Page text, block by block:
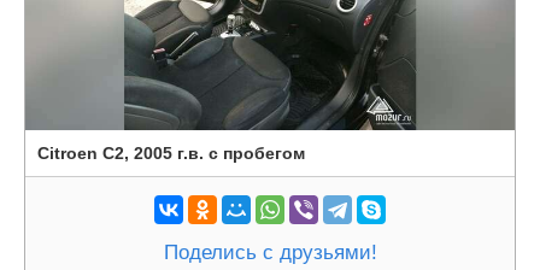
Citroen C2, 2005 г.в. с пробегом
Поделись с друзьями!